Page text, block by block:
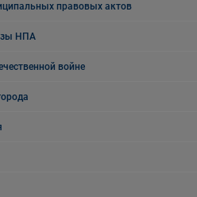
правовых актов
НПА
войне